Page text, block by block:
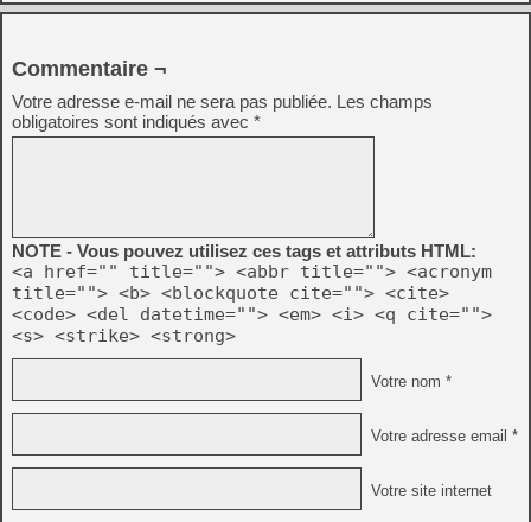
Commentaire ¬
Votre adresse e-mail ne sera pas publiée. Les champs
obligatoires sont indiqués avec *
NOTE - Vous pouvez utilisez ces tags et attributs HTML:
<a href="" title=""> <abbr title=""> <acronym
title=""> <b> <blockquote cite=""> <cite>
<code> <del datetime=""> <em> <i> <q cite="">
<s> <strike> <strong>
Votre nom *
Votre adresse email *
Votre site internet